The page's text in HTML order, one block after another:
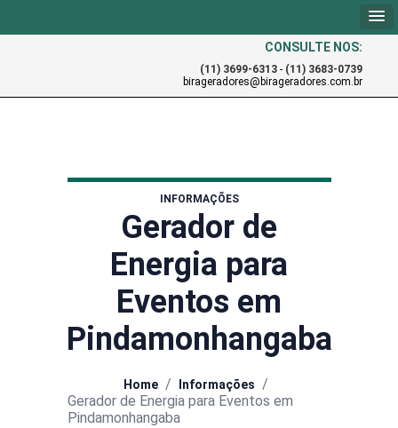
CONSULTE NOS:
(11) 3699-6313 - (11) 3683-0739
birageradores@birageradores.com.br
INFORMAÇÕES
Gerador de
Energia para
Eventos em
Pindamonhangaba
Home / Informações /
Gerador de Energia para Eventos em
Pindamonhangaba